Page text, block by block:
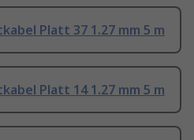
Platt 37 1.27 mm 5 m
Platt 14 1.27 mm 5 m